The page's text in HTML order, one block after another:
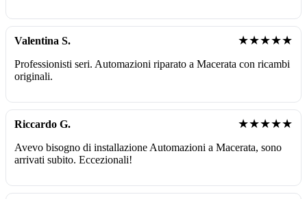
Valentina S. ★★★★★
Professionisti seri. Automazioni riparato a Macerata con ricambi
originali.
Riccardo G. ★★★★★
Avevo bisogno di installazione Automazioni a Macerata, sono
arrivati subito. Eccezionali!